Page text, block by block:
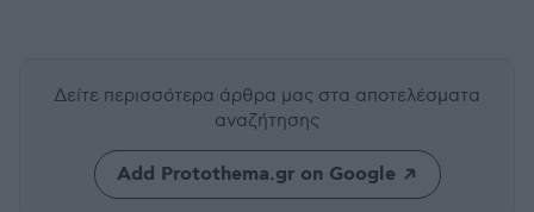
Δείτε περισσότερα άρθρα μας στα αποτελέσματα
αναζήτησης
Add Protothema.gr on Google